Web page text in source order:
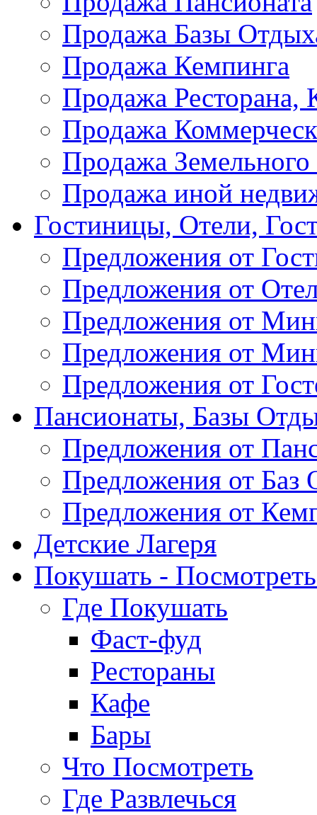
Продажа Базы
Продажа Кемпинга
Продажа Ресторана,
Продажа
Продажа Земельного
Продажа иной
Гостиницы, Отели,
Предложения от
Предложения от
Предложения от
Предложения от
Предложения от
Пансионаты, Базы
Предложения от
Предложения от Баз
Предложения от
Детские Лагеря
Покушать - Посмотреть
Где Покушать
Фаст-фуд
Рестораны
Кафе
Бары
Что Посмотреть
Где Развлечься